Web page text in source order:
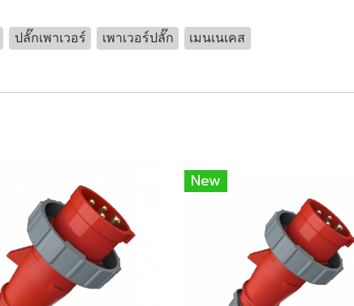
ปลั๊กเพาเวอร์ เพาเวอร์ปลั๊ก เมนเนเคส
New